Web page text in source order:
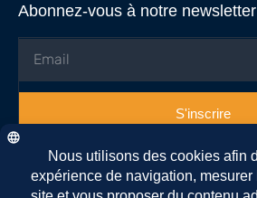
Abonnez-vous à notre newsletter
S'inscrire